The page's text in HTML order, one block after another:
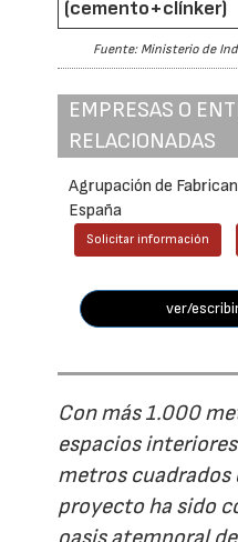
(cemento+clínker)
Fuente: Ministerio de
EMPRESAS O
RELACIONADAS
Agrupación de
España
Solicitar información
ver/
Con más 1.000
espacios
metros cuadrados
proyecto ha sido